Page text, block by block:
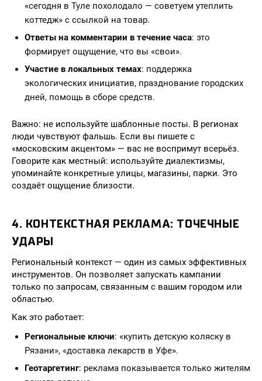
«сегодня в Туле похолодало — советуем утеплить
коттедж» с ссылкой на товар.
Ответы на комментарии в течение часа: это
формирует ощущение, что вы «свои».
Участие в локальных темах: поддержка
экологических инициатив, празднование городских
дней, помощь в сборе средств.
Важно: не используйте шаблонные посты. В регионах
люди чувствуют фальшь. Если вы пишете с
«московским акцентом» — вас не воспримут всерьёз.
Говорите как местный: используйте диалектизмы,
упоминайте конкретные улицы, магазины, парки. Это
создаёт ощущение близости.
4. КОНТЕКСТНАЯ РЕКЛАМА: ТОЧЕЧНЫЕ
УДАРЫ
Региональный контекст — один из самых эффективных
инструментов. Он позволяет запускать кампании
только по запросам, связанным с вашим городом или
областью.
Как это работает:
Региональные ключи: «купить детскую коляску в
Рязани», «доставка лекарств в Уфе».
Геотаргетинг: реклама показывается только жителям